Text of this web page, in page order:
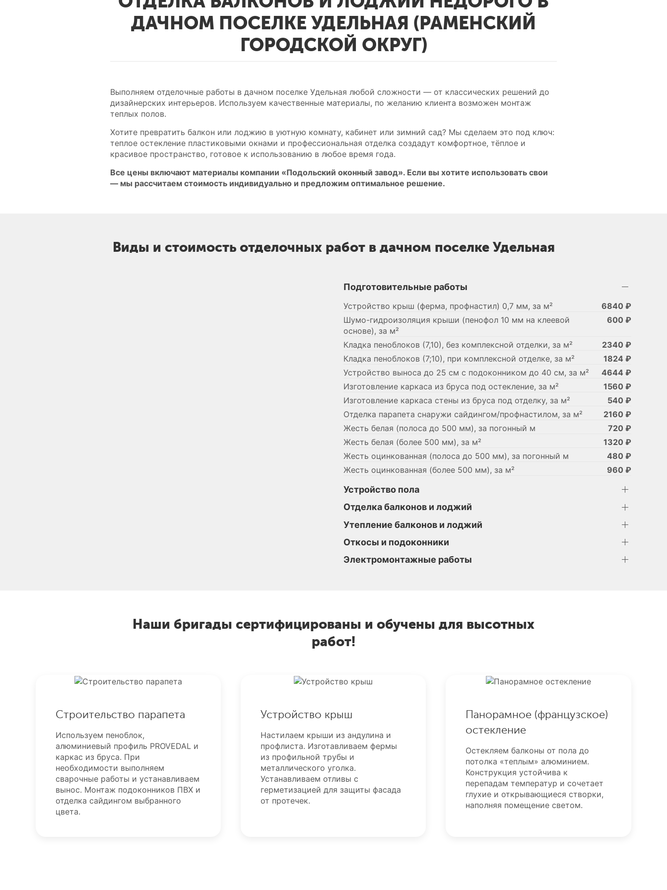
ДАЧНОМ ПОСЕЛКЕ УДЕЛЬНАЯ (РАМЕНСКИЙ
ГОРОДСКОЙ ОКРУГ)
Выполняем отделочные работы в дачном поселке Удельная любой сложности — от классических решений до
дизайнерских интерьеров. Используем качественные материалы, по желанию клиента возможен монтаж
теплых полов.
Хотите превратить балкон или лоджию в уютную комнату, кабинет или зимний сад? Мы сделаем это под ключ:
теплое остекление пластиковыми окнами и профессиональная отделка создадут комфортное, тёплое и
красивое пространство, готовое к использованию в любое время года.
Все цены включают материалы компании «Подольский оконный завод». Если вы хотите использовать свои
— мы рассчитаем стоимость индивидуально и предложим оптимальное решение.
Виды и стоимость отделочных работ в дачном поселке Удельная
Подготовительные работы
Устройство крыш (ферма, профнастил) 0,7 мм, за м²
6840 ₽
Шумо-гидроизоляция крыши (пенофол 10 мм на клеевой
основе), за м²
600 ₽
Кладка пеноблоков (7,10), без комплексной отделки, за м²
2340 ₽
Кладка пеноблоков (7;10), при комплексной отделке, за м²
1824 ₽
Устройство выноса до 25 см с подоконником до 40 см, за м²
4644 ₽
Изготовление каркаса из бруса под остекление, за м²
1560 ₽
Изготовление каркаса стены из бруса под отделку, за м²
540 ₽
Отделка парапета снаружи сайдингом/профнастилом, за м²
2160 ₽
Жесть белая (полоса до 500 мм), за погонный м
720 ₽
Жесть белая (более 500 мм), за м²
1320 ₽
Жесть оцинкованная (полоса до 500 мм), за погонный м
480 ₽
Жесть оцинкованная (более 500 мм), за м²
960 ₽
Устройство пола
Отделка балконов и лоджий
Утепление балконов и лоджий
Откосы и подоконники
Электромонтажные работы
Наши бригады сертифицированы и обучены для высотных
работ!
Строительство парапета
Используем пеноблок,
алюминиевый профиль PROVEDAL и
каркас из бруса. При
необходимости выполняем
сварочные работы и устанавливаем
вынос. Монтаж подоконников ПВХ и
отделка сайдингом выбранного
цвета.
Устройство крыш
Настилаем крыши из андулина и
профлиста. Изготавливаем фермы
из профильной трубы и
металлического уголка.
Устанавливаем отливы с
герметизацией для защиты фасада
от протечек.
Панорамное (французское)
остекление
Остекляем балконы от пола до
потолка «теплым» алюминием.
Конструкция устойчива к
перепадам температур и сочетает
глухие и открывающиеся створки,
наполняя помещение светом.